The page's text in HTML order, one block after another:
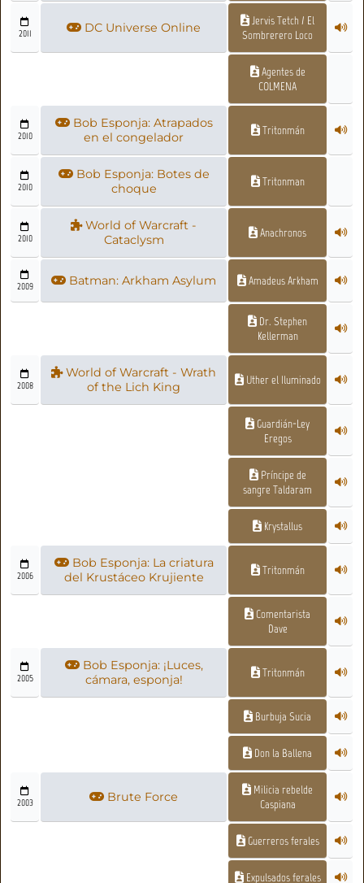
2011 DC Universe Online
Jervis Tetch / El
Sombrerero Loco
Agentes de
COLMENA
2010
Bob Esponja: Atrapados
en el congelador
Tritonmán
2010
Bob Esponja: Botes de
choque
Tritonman
2010
World of Warcraft -
Cataclysm
Anachronos
2009 Batman: Arkham Asylum Amadeus Arkham
Dr. Stephen
Kellerman
2008
World of Warcraft - Wrath
of the Lich King
Uther el Iluminado
Guardián-Ley
Eregos
Príncipe de
sangre Taldaram
Krystallus
2006
Bob Esponja: La criatura
del Krustáceo Krujiente
Tritonmán
Comentarista
Dave
2005
Bob Esponja: ¡Luces,
cámara, esponja!
Tritonmán
Burbuja Sucia
Don la Ballena
2003 Brute Force
Milicia rebelde
Caspiana
Guerreros ferales
Expulsados ferales